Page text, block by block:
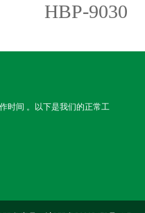
HBP-9030
时间 。以下是我们的正常工